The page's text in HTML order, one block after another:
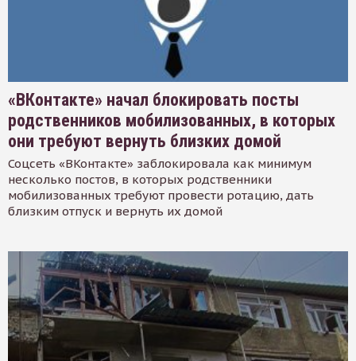
«ВКонтакте» начал блокировать посты
родственников мобилизованных, в которых
они требуют вернуть близких домой
Соцсеть «ВКонтакте» заблокировала как минимум
несколько постов, в которых родственники
мобилизованных требуют провести ротацию, дать
близким отпуск и вернуть их домой